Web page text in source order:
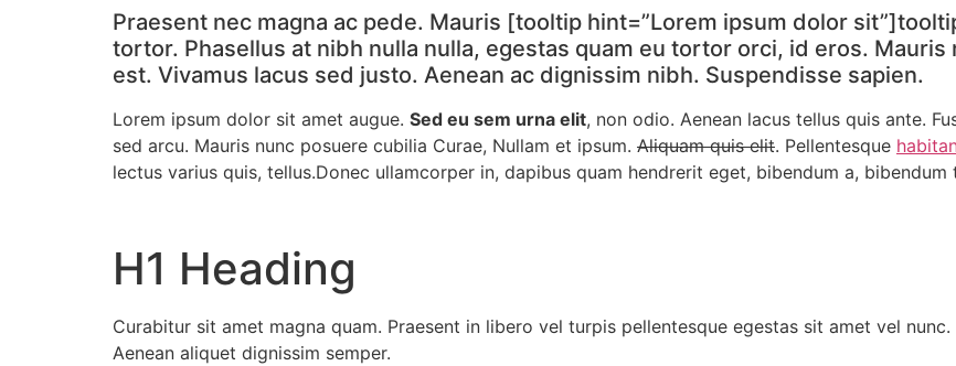
Praesent nec magna ac pede. Mauris [tooltip hint=”Lorem ipsum dolor
tortor. Phasellus at nibh nulla nulla, egestas quam eu tortor orci, id eros.
est. Vivamus lacus sed justo. Aenean ac dignissim nibh. Suspendisse sapien.
Lorem ipsum dolor sit amet augue. Sed eu sem urna elit, non odio. Aenean lacus tellus quis ante.
sed arcu. Mauris nunc posuere cubilia Curae, Nullam et ipsum. Aliquam quis elit. Pellentesque
lectus varius quis, tellus.Donec ullamcorper in, dapibus quam hendrerit eget, bibendum a, bibendum
H1 Heading
Curabitur sit amet magna quam. Praesent in libero vel turpis pellentesque egestas sit amet vel
Aenean aliquet dignissim semper.